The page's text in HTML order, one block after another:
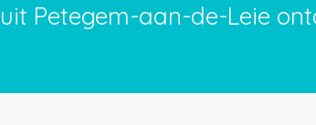
Petegem-aan-de-Leie